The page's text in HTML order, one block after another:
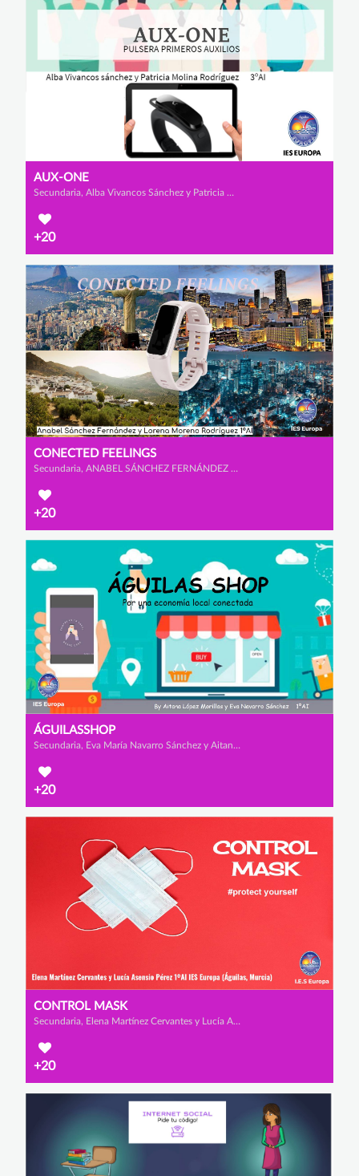
AUX-ONE
Secundaria, Alba Vivancos Sánchez y Patricia Molina Rodríguez
+20
CONECTED FEELINGS
Secundaria, ANABEL SÁNCHEZ FERNÁNDEZ y LORENA MORENO RODRÍGUEZ
+20
ÁGUILASSHOP
Secundaria, Eva María Navarro Sánchez y Aitana López Morillas
+20
CONTROL MASK
Secundaria, Elena Martínez Cervantes y Lucía Asensio Pérez
+20